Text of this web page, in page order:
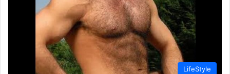
LifeStyle